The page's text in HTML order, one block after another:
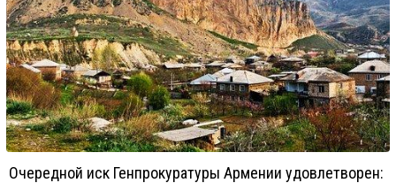
Очередной иск Генпрокуратуры Армении удовлетворен: